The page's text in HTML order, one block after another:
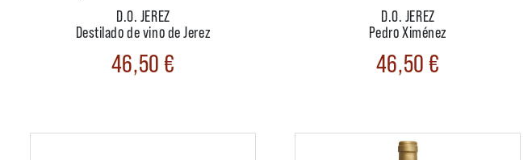
D.O. JEREZ
Destilado de vino de Jerez
46,50€
D.O. JEREZ
Pedro Ximénez
46,50€